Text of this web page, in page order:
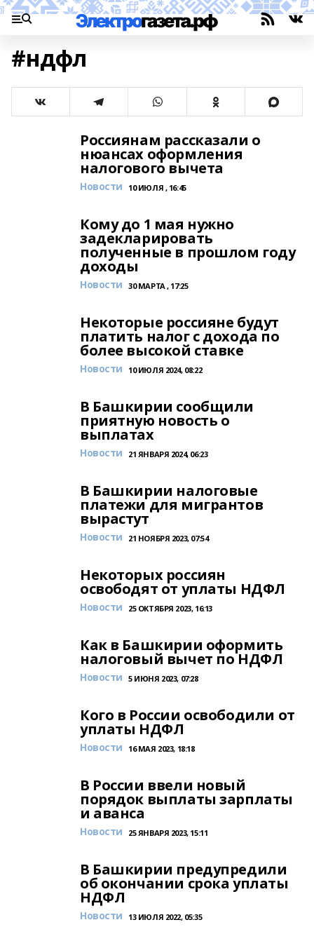
#ндфл
Россиянам рассказали о
нюансах оформления
налогового вычета
Новости 10 ИЮЛЯ , 16:45
Кому до 1 мая нужно
задекларировать
полученные в прошлом году
доходы
Новости 30 МАРТА , 17:25
Некоторые россияне будут
платить налог с дохода по
более высокой ставке
Новости 10 ИЮЛЯ 2024, 08:22
В Башкирии сообщили
приятную новость о
выплатах
Новости 21 ЯНВАРЯ 2024, 06:23
В Башкирии налоговые
платежи для мигрантов
вырастут
Новости 21 НОЯБРЯ 2023, 07:54
Некоторых россиян
освободят от уплаты НДФЛ
Новости 25 ОКТЯБРЯ 2023, 16:13
Как в Башкирии оформить
налоговый вычет по НДФЛ
Новости 5 ИЮНЯ 2023, 07:28
Кого в России освободили от
уплаты НДФЛ
Новости 16 МАЯ 2023, 18:18
В России ввели новый
порядок выплаты зарплаты
и аванса
Новости 25 ЯНВАРЯ 2023, 15:11
В Башкирии предупредили
об окончании срока уплаты
НДФЛ
Новости 13 ИЮЛЯ 2022, 05:35